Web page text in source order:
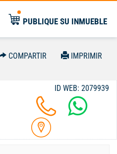
PUBLIQUE SU INMUEBLE
COMPARTIR IMPRIMIR
ID WEB: 2079939